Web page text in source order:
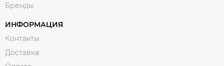
Бренды
ИНФОРМАЦИЯ
Контакты
Доставка